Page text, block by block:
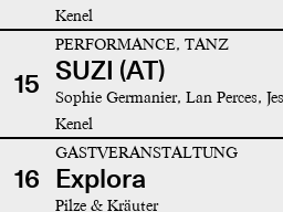
Kenel
15
PERFORMANCE, TANZ
SUZI (AT)
Sophie Germanier, Lan Perces,
Kenel
16
GASTVERANSTALTUNG
Explora
Pilze & Kräuter